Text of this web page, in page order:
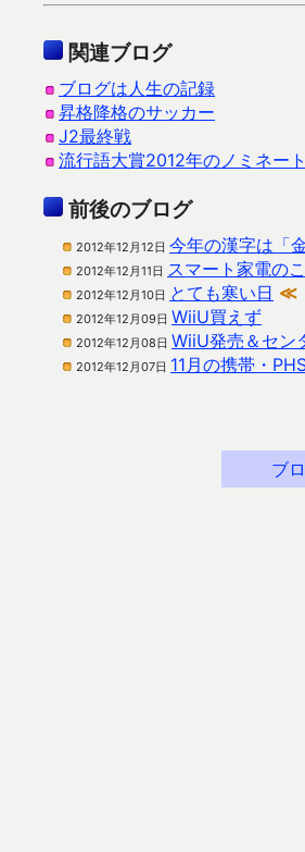
関連ブログ
ブログは人生の記録
昇格降格のサッカー
J2最終戦
流行語大賞2012年のノミネート
前後のブログ
2012年12月12日 今年の漢字は「金
2012年12月11日 スマート家電の
2012年12月10日 とても寒い日 ≪
2012年12月09日 WiiU買えず
2012年12月08日 WiiU発売＆セン
2012年12月07日 11月の携帯・
ブ